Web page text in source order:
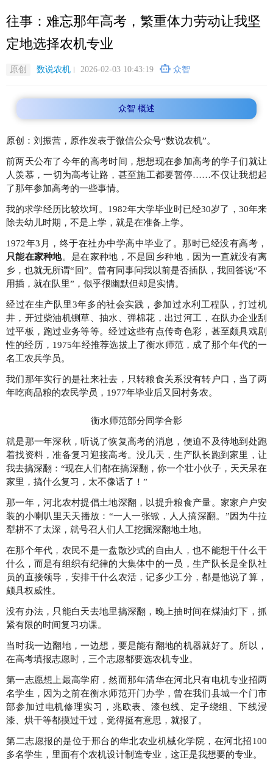
转
内
往事：难忘那年高考，繁重体力劳动让我坚
定地选择农机专业
原创 数说农机 2026-02-03 10:43:19 众智
众智 概述
原创：刘振营，原作发表于微信公众号“数说农机”。
前两天公布了今年的高考时间，想想现在参加高考的学子们就让
人羡慕，一切为高考让路，甚至施工都要暂停……不仅让我想起
了那年参加高考的一些事情。
我的求学经历比较坎坷。1982年大学毕业时已经30岁了，30年来
除去幼儿时期，不是上学，就是在准备上学。
1972年3月，终于在社办中学高中毕业了。那时已经没有高考，
只能在家种地。是在家种地，不是回乡种地，因为一直就没有离
乡，也就无所谓“回”。曾有同事问我以前是否插队，我回答说“不
用插，就在队里”，似乎很幽默但却是实情。
经过在生产队里3年多的社会实践，参加过水利工程队，打过机
井，开过柴油机铡草、抽水、弹棉花，出过河工，在队办企业刮
过平板，跑过业务等等。经过这些有点传奇色彩，甚至颇具戏剧
性的经历，1975年经推荐选拔上了衡水师范，成了那个年代的一
名工农兵学员。
我们那年实行的是社来社去，只转粮食关系没有转户口，当了两
年吃商品粮的农民学员，1977年毕业后又回村务农。
衡水师范部分同学合影
就是那一年深秋，听说了恢复高考的消息，便迫不及待地到处跑
着找资料，准备复习迎接高考。没几天，生产队长跑到家里，让
我去搞深翻：“现在人们都在搞深翻，你一个壮小伙子，天天呆在
家里，搞什么复习，太不像话了！”
那一年，河北农村提倡土地深翻，以提升粮食产量。家家户户安
装的小喇叭里天天播放：“一人一张锨，人人搞深翻。”因为牛拉
犁耕不了太深，就号召人们人工挖掘深翻地土地。
在那个年代，农民不是一盘散沙式的自由人，也不能想干什么干
什么，而是有组织有纪律的大集体中的一员，生产队长是全队社
员的直接领导，安排干什么农活，记多少工分，都是他说了算，
颇具权威性。
没有办法，只能白天去地里搞深翻，晚上抽时间在煤油灯下，抓
紧有限的时间复习功课。
当时我一边翻地，一边想，要是能有翻地的机器就好了。所以，
在高考填报志愿时，三个志愿都要选农机专业。
第一志愿想上最高学府，然而那年清华在河北只有电机专业招两
名学生，因为之前在衡水师范开门办学，曾在我们县城一个门市
部参加过电机修理实习，兆欧表、漆包线、定子绕组、下线浸
漆、烘干等都摸过干过，觉得挺有意思，就报了。
第二志愿报的是位于邢台的华北农业机械化学院，在河北招100
多名学生，里面有个农机设计制造专业，这正是我想要的专业。